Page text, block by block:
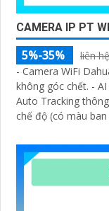
CAMERA IP PT
5%-35%
liên hệ
- Camera WiFi
không góc chết. -
Auto Tracking
chế độ (có màu